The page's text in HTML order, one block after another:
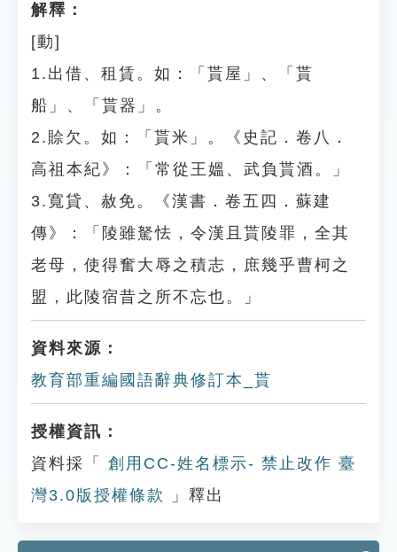
解釋：
[動]
1.出借、租賃。如：「貰屋」、「貰
船」、「貰器」。
2.賒欠。如：「貰米」。《史記．卷八．
高祖本紀》：「常從王媼、武負貰酒。」
3.寬貸、赦免。《漢書．卷五四．蘇建
傳》：「陵雖駑怯，令漢且貰陵罪，全其
老母，使得奮大辱之積志，庶幾乎曹柯之
盟，此陵宿昔之所不忘也。」
資料來源：
教育部重編國語辭典修訂本_貰
授權資訊：
資料採「
創用CC-姓名標示- 禁止改作 臺
灣3.0版授權條款
」釋出